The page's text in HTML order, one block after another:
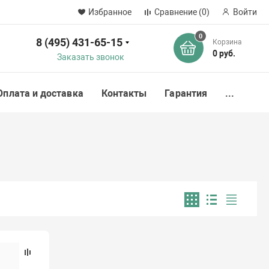
Избранное Сравнение (0) Войти
8 (495) 431-65-15
Заказать звонок
0
Корзина
0 руб.
и доставка Контакты Гарантия ...